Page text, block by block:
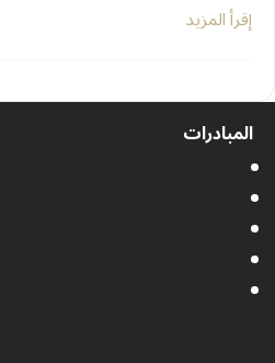
إقرأ المزيد
المبادرات